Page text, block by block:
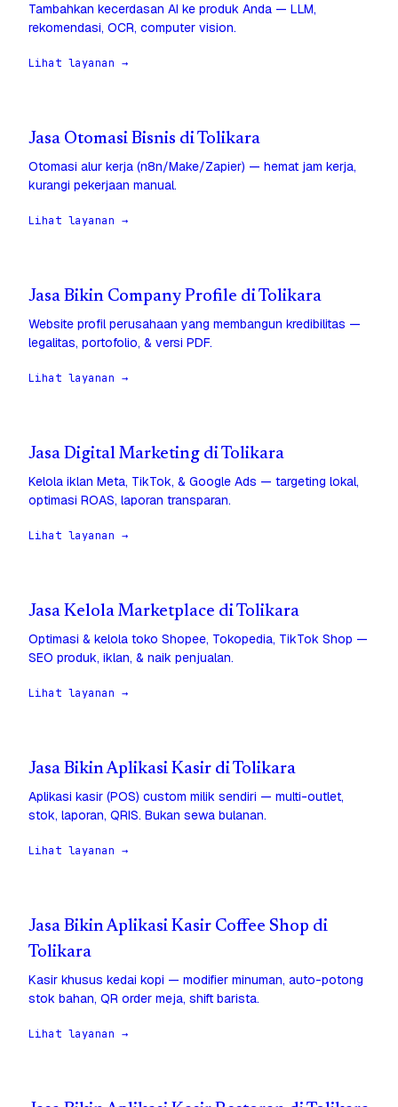
Tambahkan kecerdasan AI ke produk Anda — LLM,
rekomendasi, OCR, computer vision.
Lihat layanan →
Jasa Otomasi Bisnis di Tolikara
Otomasi alur kerja (n8n/Make/Zapier) — hemat jam kerja,
kurangi pekerjaan manual.
Lihat layanan →
Jasa Bikin Company Profile di Tolikara
Website profil perusahaan yang membangun kredibilitas —
legalitas, portofolio, & versi PDF.
Lihat layanan →
Jasa Digital Marketing di Tolikara
Kelola iklan Meta, TikTok, & Google Ads — targeting lokal,
optimasi ROAS, laporan transparan.
Lihat layanan →
Jasa Kelola Marketplace di Tolikara
Optimasi & kelola toko Shopee, Tokopedia, TikTok Shop —
SEO produk, iklan, & naik penjualan.
Lihat layanan →
Jasa Bikin Aplikasi Kasir di Tolikara
Aplikasi kasir (POS) custom milik sendiri — multi-outlet,
stok, laporan, QRIS. Bukan sewa bulanan.
Lihat layanan →
Jasa Bikin Aplikasi Kasir Coffee Shop di
Tolikara
Kasir khusus kedai kopi — modifier minuman, auto-potong
stok bahan, QR order meja, shift barista.
Lihat layanan →